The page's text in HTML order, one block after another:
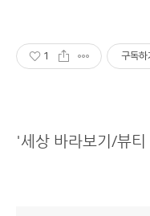
1 구독하
'세상 바라보기/뷰